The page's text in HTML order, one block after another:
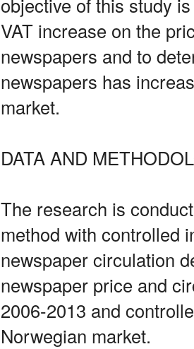
VAT increase on the
newspapers and to
newspapers has
market.
DATA AND
The research is
method with controlled
newspaper circulation
newspaper price and
2006-2013 and
Norwegian market.